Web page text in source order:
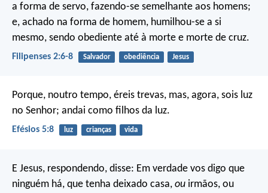
a forma de servo, fazendo-se semelhante aos homens;
e, achado na forma de homem, humilhou-se a si
mesmo, sendo obediente até à morte e morte de cruz.
Filipenses 2:6-8 Salvador obediência Jesus
Porque, noutro tempo, éreis trevas, mas, agora, sois luz
no Senhor; andai como filhos da luz.
Efésios 5:8 luz crianças vida
E Jesus, respondendo, disse: Em verdade vos digo que
ninguém há, que tenha deixado casa, ou irmãos, ou